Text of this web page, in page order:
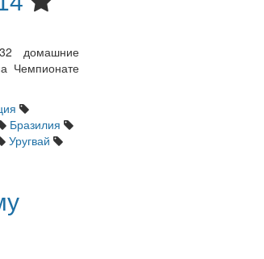
домашние
Чемпионате
Бразилия
Уругвай